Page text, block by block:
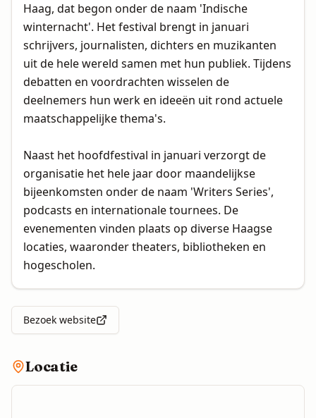
Haag, dat begon onder de naam 'Indische
winternacht'. Het festival brengt in januari
schrijvers, journalisten, dichters en muzikanten
uit de hele wereld samen met hun publiek. Tijdens
debatten en voordrachten wisselen de
deelnemers hun werk en ideeën uit rond actuele
maatschappelijke thema's.
Naast het hoofdfestival in januari verzorgt de
organisatie het hele jaar door maandelijkse
bijeenkomsten onder de naam 'Writers Series',
podcasts en internationale tournees. De
evenementen vinden plaats op diverse Haagse
locaties, waaronder theaters, bibliotheken en
hogescholen.
Bezoek website
Locatie